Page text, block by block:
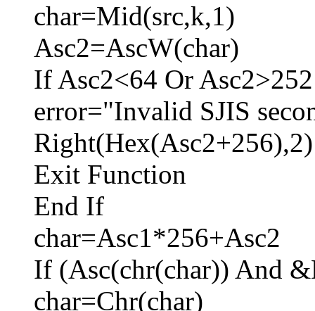
char=Mid(src,k,1)
Asc2=AscW(char)
If Asc2<64 Or
error="Invalid SJIS
Right(Hex(Asc2+256),2)
Exit Function
End If
char=Asc1*256+Asc2
If (Asc(chr(char)) And
char=Chr(char)